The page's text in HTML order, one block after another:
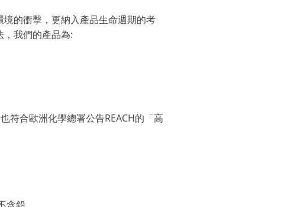
的衝擊，更納入產品生命週期的考
我們的產品為:
符合歐洲化學總署公告REACH的「高